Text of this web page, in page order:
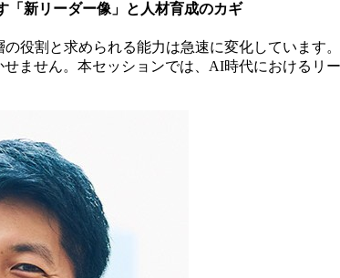
新リーダー像」と人材育成のカギ
役割と求められる能力は急速に変化しています
せません。本セッションでは、AI時代における